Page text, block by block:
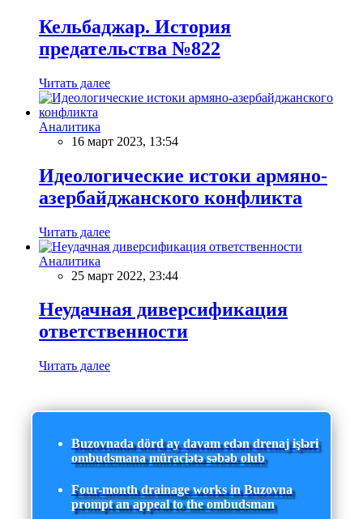
Кельбаджар. История
предательства №822
Читать далее
Аналитика
16 март 2023, 13:54
Идеологические истоки армяно-
азербайджанского конфликта
Читать далее
Аналитика
25 март 2022, 23:44
Неудачная диверсификация
ответственности
Читать далее
Buzovnada dörd ay davam edən drenaj işləri
ombudsmana müraciətə səbəb olub
Four-month drainage works in Buzovna
prompt an appeal to the ombudsman